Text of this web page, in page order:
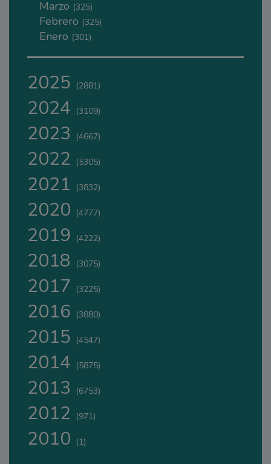
Marzo (325)
Febrero (325)
Enero (301)
2025 (2881)
2024 (3109)
2023 (4667)
2022 (5305)
2021 (3832)
2020 (4777)
2019 (4222)
2018 (3075)
2017 (3225)
2016 (3880)
2015 (4547)
2014 (5875)
2013 (6753)
2012 (971)
2010 (1)